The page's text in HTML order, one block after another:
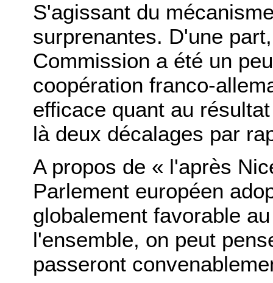
S'agissant du
surprenantes. D'une
Commission a été un
coopération franco-
efficace quant au
là deux décalages par
A propos de « l'après
Parlement européen
globalement favorable
l'ensemble, on peut
passeront